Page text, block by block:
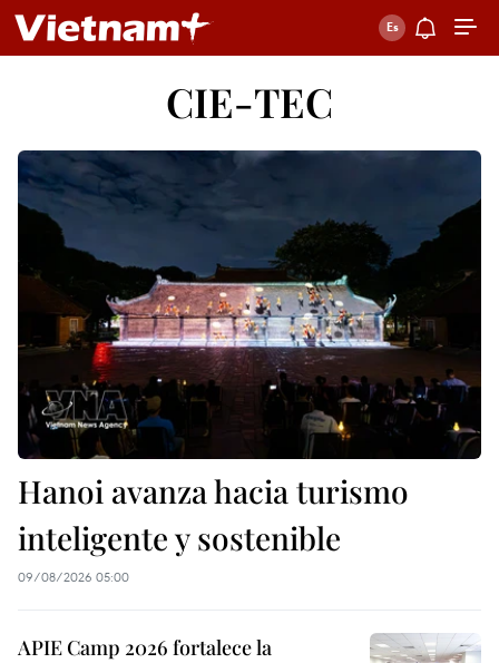
CIE-TEC
Hanoi avanza hacia turismo
inteligente y sostenible
09/08/2026 05:00
APIE Camp 2026 fortalece la